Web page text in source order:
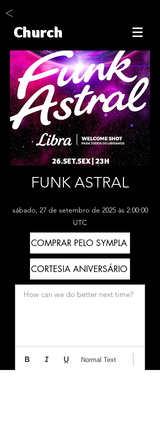
<
Church
FUNK ASTRAL
sábado, 27 de setembro de 2025 às 2:00:00
UTC
COMPRAR PELO SYMPLA
CORTESIA ANIVERSÁRIO
How can we do better next time?
Normal Text